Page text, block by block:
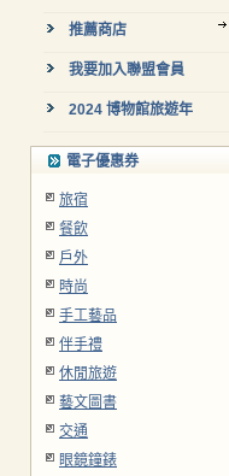
推薦商店
我要加入聯盟會員
2024 博物館旅遊年
電子優惠券
旅宿
餐飲
戶外
時尚
手工藝品
伴手禮
休閒旅遊
藝文圖書
交通
眼鏡鐘錶